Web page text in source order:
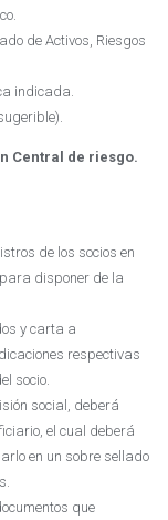
de Activos, Riesgos
indicada.
Central de riesgo.
de los socios en
disponer de la
y carta a
respectivas
socio.
social, deberá
el cual deberá
en un sobre sellado
que